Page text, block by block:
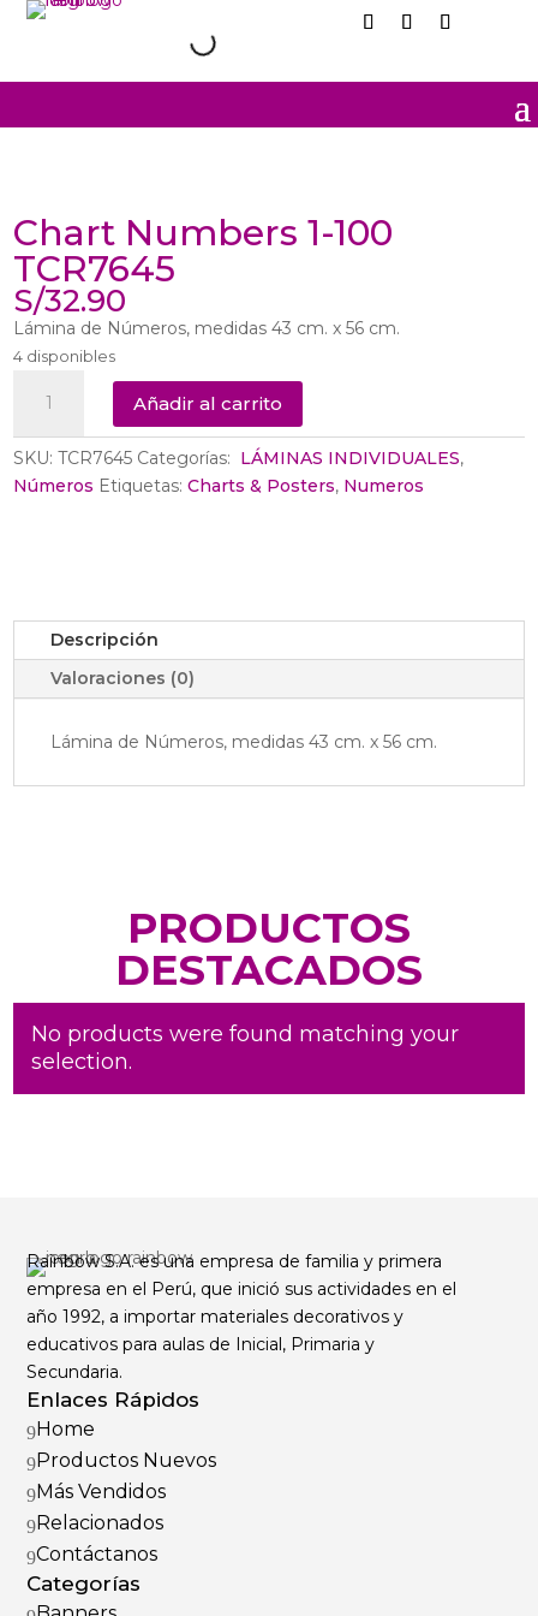
Chart Numbers 1-100
TCR7645
S/32.90
Lámina de Números, medidas 43 cm. x 56 cm.
4 disponibles
Numbers
1-
100
TCR7645
Añadir al carrito
SKU:TCR7645 Categorías: ‎ LÁMINAS INDIVIDUALES,
Números Etiquetas:Charts & Posters, Numeros
Descripción
Valoraciones (0)
Lámina de Números, medidas 43 cm. x 56 cm.
PRODUCTOS
DESTACADOS
No products were found matching your
selection.
Rainbow S.A. es una empresa de familia y primera
empresa en el Perú, que inició sus actividades en el
año 1992, a importar materiales decorativos y
educativos para aulas de Inicial, Primaria y
Secundaria.
Enlaces Rápidos
9Home
9Productos Nuevos
9Más Vendidos
9Relacionados
9Contáctanos
Categorías